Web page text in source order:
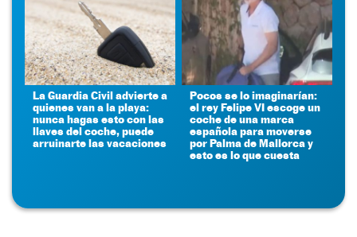
La Guardia Civil advierte a
quienes van a la playa:
nunca hagas esto con las
llaves del coche, puede
arruinarte las vacaciones
Pocos se lo imaginarían:
el rey Felipe VI escoge un
coche de una marca
española para moverse
por Palma de Mallorca y
esto es lo que cuesta